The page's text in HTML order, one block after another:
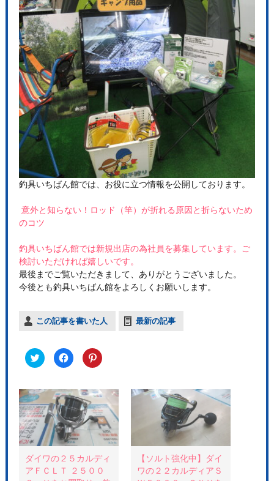
釣具いちばん館では、お役に立つ情報を公開しております。
意外と知らない！ロッド（竿）が折れる原因と折らないため
のコツ
釣具いちばん館では新規出店の為社員を募集しています。ご
検討いただければ嬉しいです。
最後までご覧いただきまして、ありがとうございました。
今後とも釣具いちばん館をよろしくお願いします。
この記事を書いた人 最新の記事
ク
リ
て
w
i
t
e
r
共
有
F
a
o
o
k
で
共
有
す
る
は
ク
リ
ク
リ
て
P
i
n
t
e
r
e
t
で
共
ダイワの２５カルディ
アＦＣＬＴ ２５００
【ソルト強化中】ダイ
ワの２２カルディアＳ